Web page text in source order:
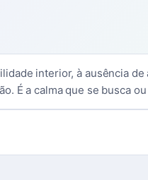
interior, à ausência de
É a calma que se busca